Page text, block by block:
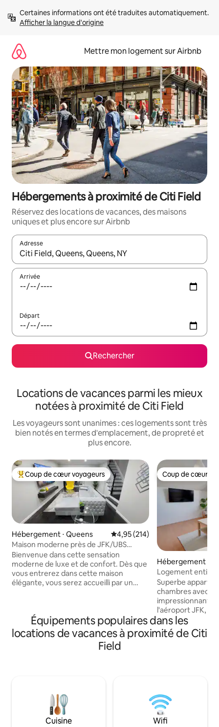
directement
Afficher la langue d'origine
Mettre mon logement sur Airbnb
Hébergements à proximité de Citi Field
Réservez des locations de vacances, des maisons
uniques et plus encore sur Airbnb
Adresse
Lorsque les résultats s'affichent, utilisez les flèches vers le
Arrivée
Départ
Rechercher
Locations de vacances parmi les mieux
notées à proximité de Citi Field
Les voyageurs sont unanimes : ces logements sont très
bien notés en termes d'emplacement, de propreté et
plus encore.
Coups de cœur voyageurs les plus appréciés
Coup de cœur voyageurs
Hébergement ⋅ Queens Évaluation moyenne sur la
4,95 (214)
Maison moderne près de JFK/UBS
Arena/Casino
Bienvenue dans cette sensation
moderne de luxe et de confort. Dès que
vous entrerez dans cette maison
élégante, vous serez accueilli par un
en acier inoxydable (cuisinière,
réfrigérateur et micro-ondes). Autres
remarques À 10 minutes en voiture de
JFK ✈️ À 8 minutes en voiture de l'UBS
voiture des principales autoroutes
Coup de cœur
Coup de cœur
Hébergement ⋅
Logement entier
7Train Citifield,
Superbe
chambres avec
impressionnante !
l'aéroport JFK,
L'emplacement
marche des bus
mènent au
situés au coin, à
7 Train, à 10
et de Citifield et à
Équipements populaires dans les
locations de vacances à proximité de Citi
Field
Cuisine Wifi